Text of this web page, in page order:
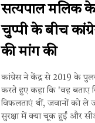
सत्यपाल मलिक के
चुप्पी के बीच
की मांग की
कांग्रेस ने केंद्र से 2019 के
करते हुए कहा कि 'वह
विफलताएं थीं, जवानों को ले
सुरक्षा में क्या चूक हुईं और